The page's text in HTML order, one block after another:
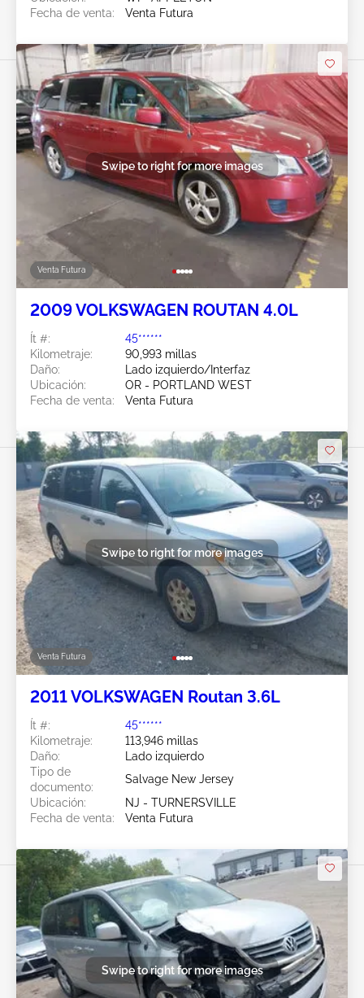
Fecha de venta:
Venta Futura
Venta Futura
Swipe to right for more images
2009 VOLKSWAGEN ROUTAN 4.0L
Ít #:
45******
Kilometraje:
90,993 millas
Daño:
Lado izquierdo/Interfaz
Ubicación:
OR - PORTLAND WEST
Fecha de venta:
Venta Futura
Venta Futura
Swipe to right for more images
2011 VOLKSWAGEN Routan 3.6L
Ít #:
45******
Kilometraje:
113,946 millas
Daño:
Lado izquierdo
Tipo de
documento:
Salvage New Jersey
Ubicación:
NJ - TURNERSVILLE
Fecha de venta:
Venta Futura
Swipe to right for more images